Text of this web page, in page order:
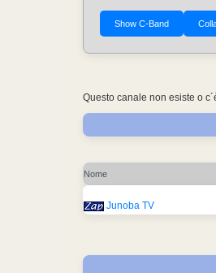
Questo canale non esiste o
Nome
Junoba TV